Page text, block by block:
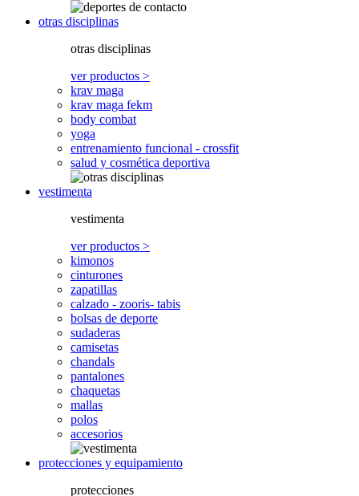
otras disciplinas
otras disciplinas
ver productos >
krav maga
krav maga fekm
body combat
yoga
entrenamiento funcional - crossfit
salud y cosmética deportiva
vestimenta
vestimenta
ver productos >
kimonos
cinturones
zapatillas
calzado - zooris- tabis
bolsas de deporte
sudaderas
camisetas
chandals
pantalones
chaquetas
mallas
polos
accesorios
protecciones y equipamiento
protecciones